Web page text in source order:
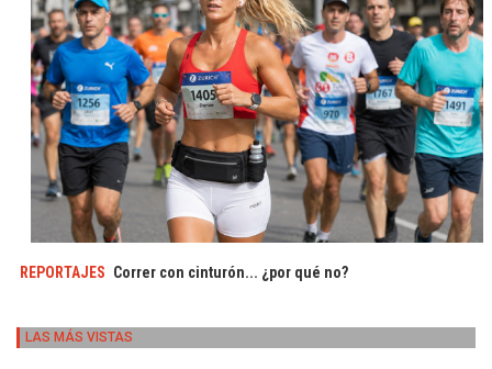
REPORTAJES Correr con cinturón... ¿por qué no?
LAS MÁS VISTAS